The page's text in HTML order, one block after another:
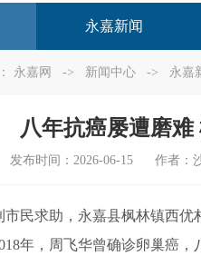
永嘉新闻
永嘉网 -> 新闻中心 -> 永嘉
八年抗癌屡遭磨
发布时间： 2026-06-15 作者：
求助，永嘉县枫林镇西优
年，周飞华曾确诊卵巢癌